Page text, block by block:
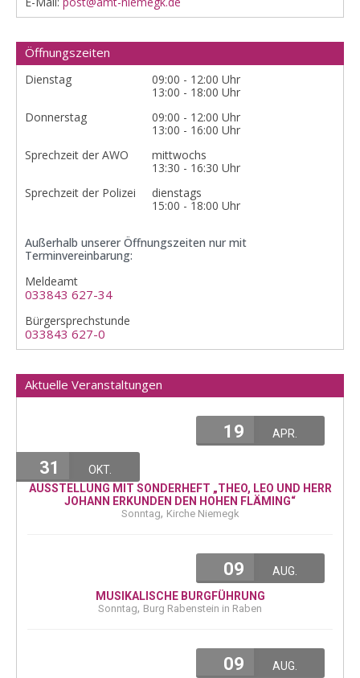
Öffnungszeiten
Dienstag
09:00 - 12:00 Uhr
13:00 - 18:00 Uhr
Donnerstag
09:00 - 12:00 Uhr
13:00 - 16:00 Uhr
Sprechzeit der AWO
mittwochs
13:30 - 16:30 Uhr
Sprechzeit der Polizei
dienstags
15:00 - 18:00 Uhr
Außerhalb unserer Öffnungszeiten nur mit
Terminvereinbarung:
Meldeamt
033843 627-34
Bürgersprechstunde
033843 627-0
Aktuelle Veranstaltungen
19 APR.
31
OKT.
AUSSTELLUNG MIT SONDERHEFT „THEO, LEO UND HERR
JOHANN ERKUNDEN DEN HOHEN FLÄMING“
Sonntag, Kirche Niemegk
09
AUG.
MUSIKALISCHE BURGFÜHRUNG
Sonntag, Burg Rabenstein in Raben
09
AUG.